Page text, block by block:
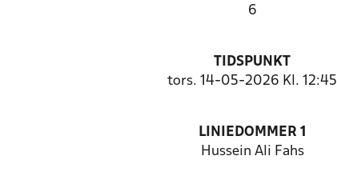
6
TIDSPUNKT
tors. 14-05-2026 Kl. 12:45
LINIEDOMMER 1
Hussein Ali Fahs